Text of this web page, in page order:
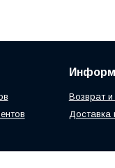
Возврат
Доставка